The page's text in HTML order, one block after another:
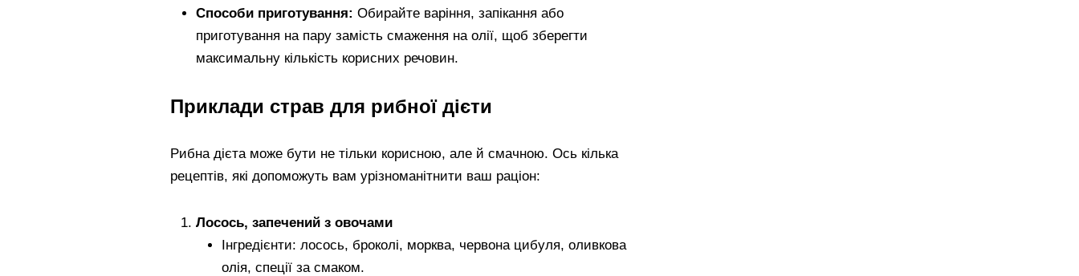
Способи приготування: Обирайте варіння, запікання або
приготування на пару замість смаження на олії, щоб зберегти
максимальну кількість корисних речовин.
Приклади страв для рибної дієти
Рибна дієта може бути не тільки корисною, але й смачною. Ось кілька
рецептів, які допоможуть вам урізноманітнити ваш раціон:
Лосось, запечений з овочами
Інгредієнти: лосось, броколі, морква, червона цибуля, оливкова
олія, спеції за смаком.